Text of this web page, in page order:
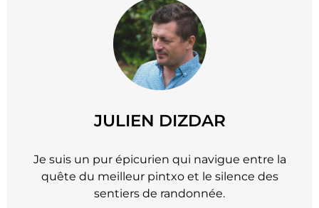
JULIEN DIZDAR
Je suis un pur épicurien qui navigue entre la
quête du meilleur pintxo et le silence des
sentiers de randonnée.